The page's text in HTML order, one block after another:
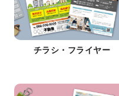
チラシ・フライヤー